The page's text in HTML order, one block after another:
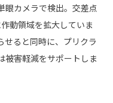
眼カメラで検出。交差点
動領域を拡大していま
せると同時に、プリクラ
被害軽減をサポートしま